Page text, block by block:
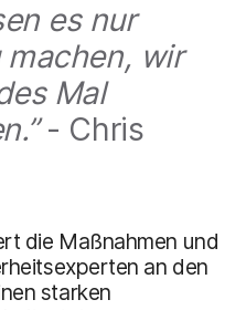
es nur
wir
Mal
- Chris
die Maßnahmen und
an den
starken